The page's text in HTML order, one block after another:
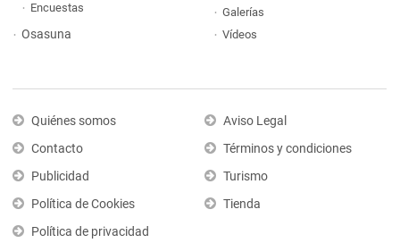
Encuestas
Osasuna
Galerías
Vídeos
Quiénes somos
Contacto
Publicidad
Política de Cookies
Política de privacidad
Aviso Legal
Términos y condiciones
Turismo
Tienda